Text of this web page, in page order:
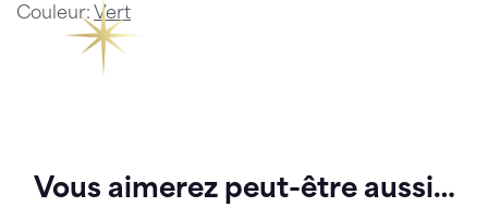
Couleur: Vert
Vous aimerez peut-être aussi…